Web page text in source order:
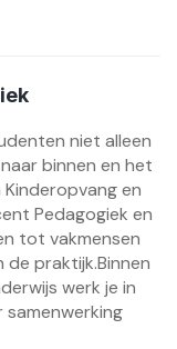
niet alleen
binnen en het
en
Pedagogiek en
tot vakmensen
praktijk.Binnen
werk je in